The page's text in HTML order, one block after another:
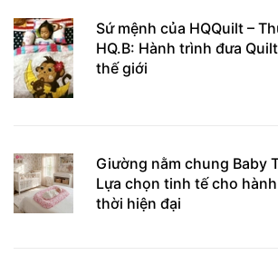
Sứ mệnh của HQQuilt –
HQ.B: Hành trình đưa
thế giới
Giường nằm chung Baby
Lựa chọn tinh tế cho
thời hiện đại